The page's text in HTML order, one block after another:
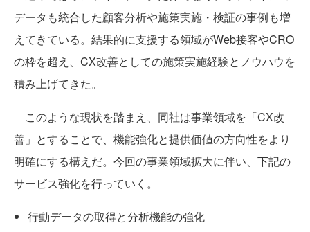
データも統合した顧客分析や施策実施・検証の事例も増
えてきている。結果的に支援する領域がWeb接客やCRO
の枠を超え、CX改善としての施策実施経験とノウハウを
積み上げてきた。
このような現状を踏まえ、同社は事業領域を「CX改
善」とすることで、機能強化と提供価値の方向性をより
明確にする構えだ。今回の事業領域拡大に伴い、下記の
サービス強化を行っていく。
行動データの取得と分析機能の強化